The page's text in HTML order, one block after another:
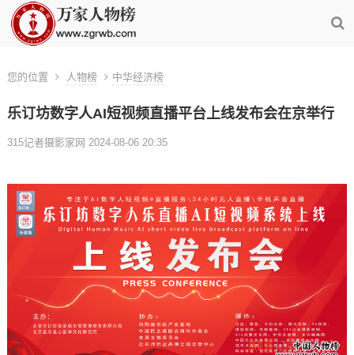
您的位置 人物榜 中华经济榜
乐订坊数字人AI短视频直播平台上线发布会在京举行
315记者摄影家网 2024-08-06 20:35